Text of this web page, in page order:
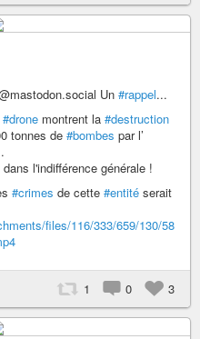
Un #rappel...
#drone montrent la #destruction
tonnes de #bombes par l’
dans l'indifférence générale !
#crimes de cette #entité serait
files/116/333/659/130/58
1 0 3